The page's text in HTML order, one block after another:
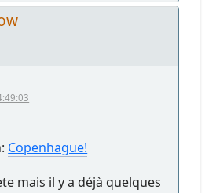
Copenhague!
mais il y a déjà quelques